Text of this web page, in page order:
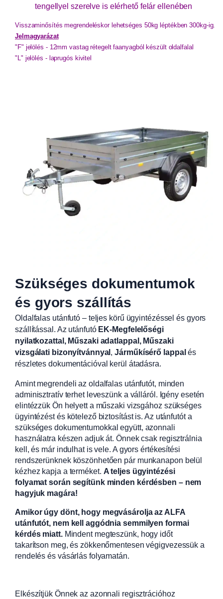
tengellyel szerelve is elérhető felár ellenében
Visszaminősítés megrendeléskor lehetséges 50kg léptékben 300kg-ig.
Jelmagyarázat
"F" jelölés - 12mm vastag rétegelt faanyagból készült oldalfalal
"L" jelölés - laprugós kivitel
Szükséges dokumentumok
és gyors szállítás
Oldalfalas utánfutó – teljes körű ügyintézéssel és gyors
szállítással. Az utánfutó EK-Megfelelőségi
nyilatkozattal, Műszaki adatlappal, Műszaki
vizsgálati bizonyítvánnyal ,Járműkísérő lappal és
részletes dokumentációval kerül átadásra.
Amint megrendeli az oldalfalas utánfutót, minden
adminisztratív terhet leveszünk a válláról. Igény esetén
elintézzük Ön helyett a műszaki vizsgához szükséges
ügyintézést és kötelező biztosítást is. Az utánfutót a
szükséges dokumentumokkal együtt, azonnali
használatra készen adjuk át. Önnek csak regisztrálnia
kell, és már indulhat is vele. A gyors értékesítési
rendszerünknek köszönhetően pár munkanapon belül
kézhez kapja a terméket. A teljes ügyintézési
folyamat során segítünk minden kérdésben – nem
hagyjuk magára!
Amikor úgy dönt, hogy megvásárolja az ALFA
utánfutót, nem kell aggódnia semmilyen formai
kérdés miatt. Mindent megteszünk, hogy időt
takarítson meg, és zökkenőmentesen végigvezessük a
rendelés és vásárlás folyamatán.
Elkészítjük Önnek az azonnali regisztrációhoz